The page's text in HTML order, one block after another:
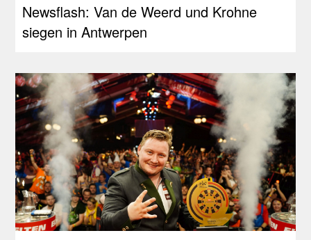
Newsflash: Van de Weerd und Krohne
siegen in Antwerpen